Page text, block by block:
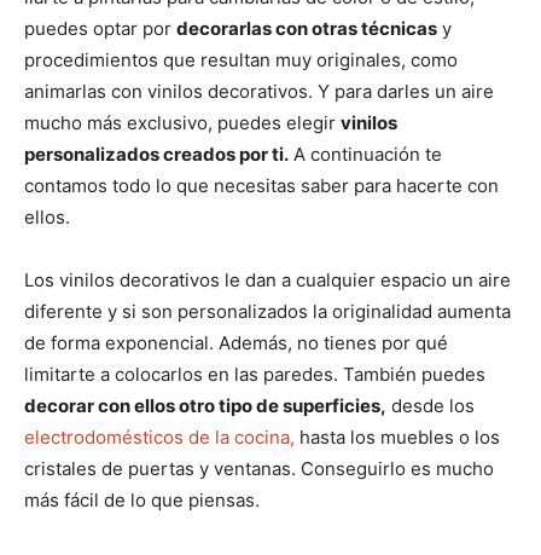
puedes optar por decorarlas con otras técnicas y
procedimientos que resultan muy originales, como
animarlas con vinilos decorativos. Y para darles un aire
mucho más exclusivo, puedes elegir vinilos
personalizados creados por ti. A continuación te
contamos todo lo que necesitas saber para hacerte con
ellos.
Los vinilos decorativos le dan a cualquier espacio un aire
diferente y si son personalizados la originalidad aumenta
de forma exponencial. Además, no tienes por qué
limitarte a colocarlos en las paredes. También puedes
decorar con ellos otro tipo de superficies, desde los
electrodomésticos de la cocina, hasta los muebles o los
cristales de puertas y ventanas. Conseguirlo es mucho
más fácil de lo que piensas.